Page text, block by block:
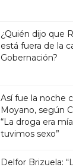
¿Quién dijo que
está fuera de la
Gobernación?
Así fue la noche
Moyano, según
“La droga era
tuvimos sexo”
Delfor Brizuela: